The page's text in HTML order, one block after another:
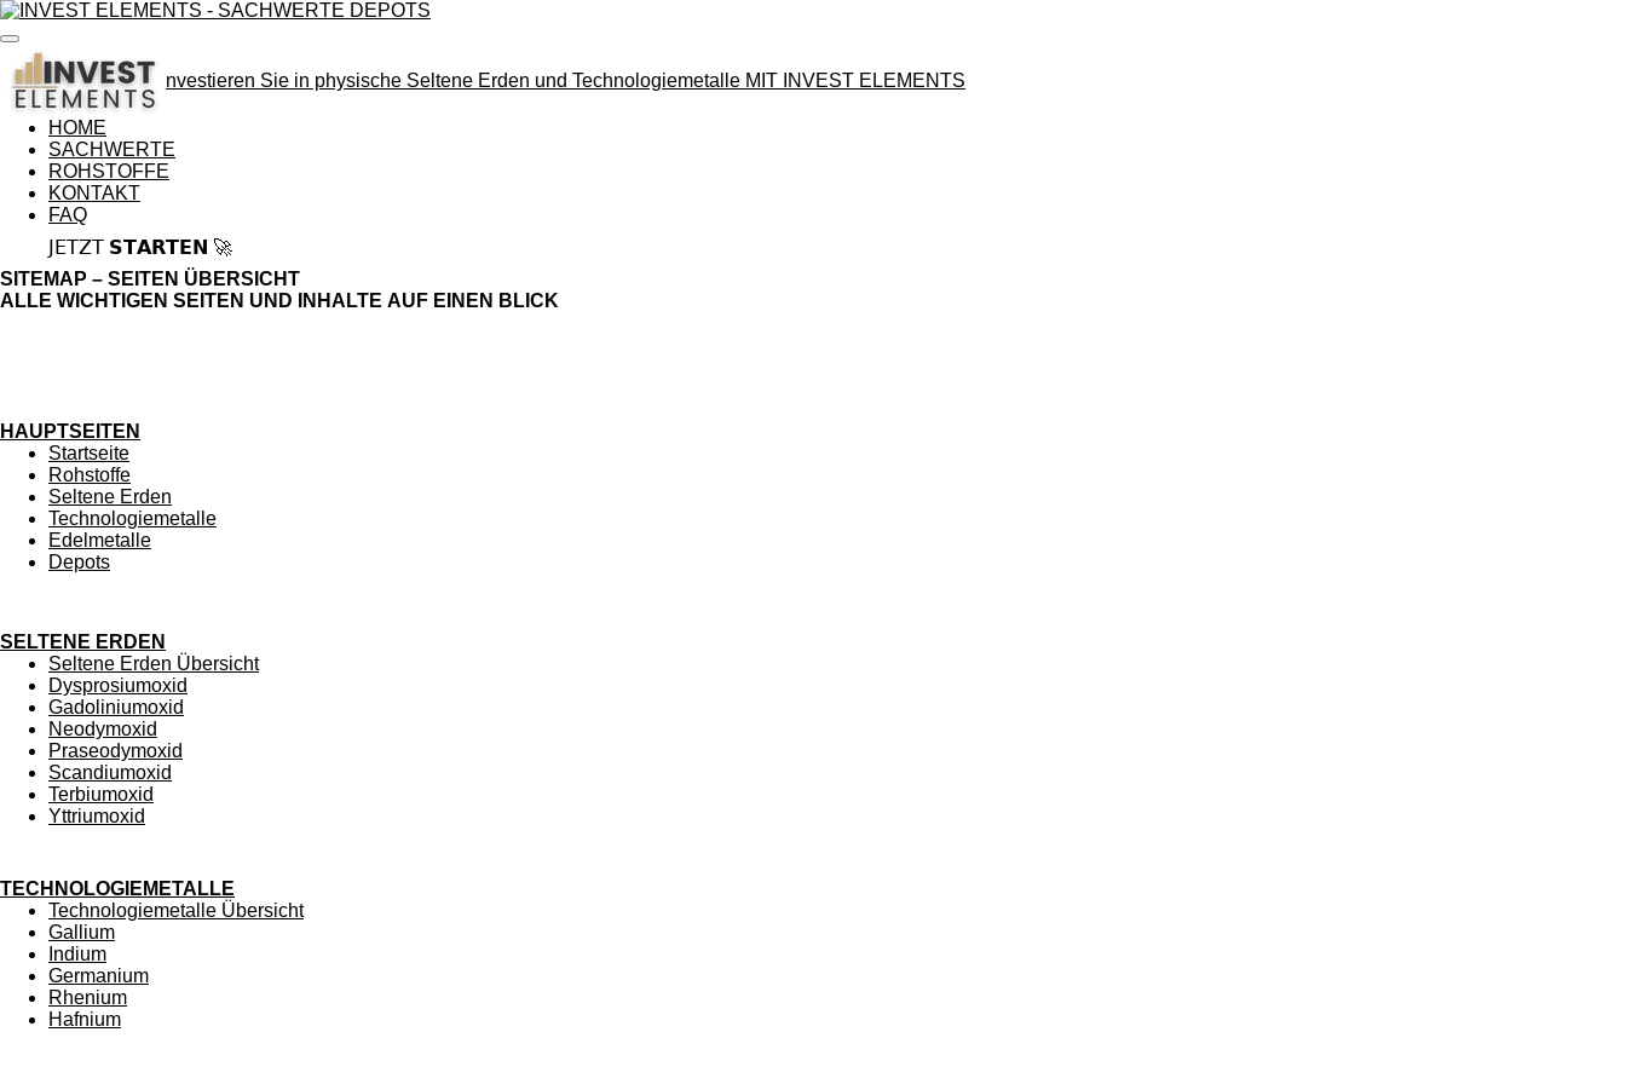
Zum
Hauptinhalt
springen
nvestieren Sie in physische Seltene Erden und Technologiemetalle MIT INVEST ELEMENTS
HOME
SACHWERTE
ROHSTOFFE
KONTAKT
FAQ
𝖩𝖤𝖳𝖹𝖳 𝗦𝗧𝗔𝗥𝗧𝗘𝗡 🚀
SITEMAP – SEITEN ÜBERSICHT
ALLE WICHTIGEN SEITEN UND INHALTE AUF EINEN BLICK
HAUPTSEITEN
Startseite
Rohstoffe
Seltene Erden
Technologiemetalle
Edelmetalle
Depots
SELTENE ERDEN
Seltene Erden Übersicht
Dysprosiumoxid
Gadoliniumoxid
Neodymoxid
Praseodymoxid
Scandiumoxid
Terbiumoxid
Yttriumoxid
TECHNOLOGIEMETALLE
Technologiemetalle Übersicht
Gallium
Indium
Germanium
Rhenium
Hafnium